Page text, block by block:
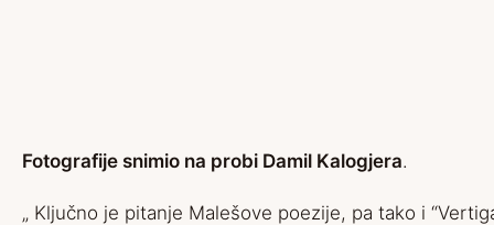
Fotografije snimio na probi Damil Kalogjera.
„ Ključno je pitanje Malešove poezije, pa tako i